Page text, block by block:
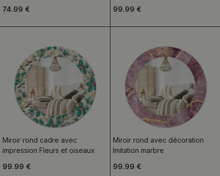
74.99 €
99.99 €
Miroir rond cadre avec
impression Fleurs et oiseaux
99.99 €
Miroir rond avec décoration
Imitation marbre
99.99 €